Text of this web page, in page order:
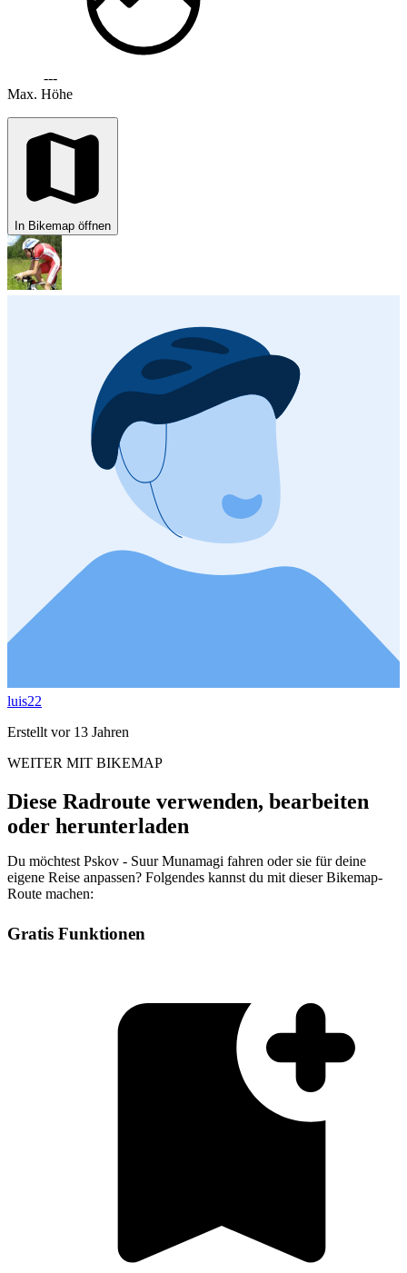
---
Max. Höhe
In Bikemap öffnen
luis22
Erstellt vor 13 Jahren
WEITER MIT BIKEMAP
Diese Radroute verwenden, bearbeiten
oder herunterladen
Du möchtest Pskov - Suur Munamagi fahren oder sie für deine
eigene Reise anpassen? Folgendes kannst du mit dieser Bikemap-
Route machen:
Gratis Funktionen